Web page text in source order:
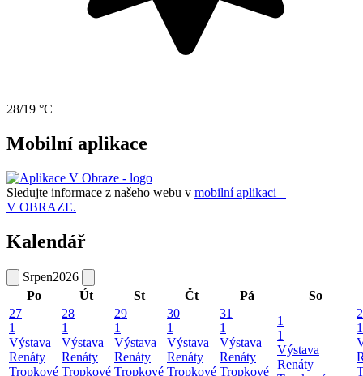
28/19 °C
Mobilní aplikace
Sledujte informace z našeho webu v mobilní aplikaci –
V OBRAZE.
Kalendář
Srpen2026
Po
Út St Čt Pá
So
27
1
Výstava
Renáty
Tropkové
28
1
Výstava
Renáty
Tropkové
29
1
Výstava
Renáty
Tropkové
30
1
Výstava
Renáty
Tropkové
31
1
Výstava
Renáty
Tropkové
1
1
Výstava
Renáty
2
1